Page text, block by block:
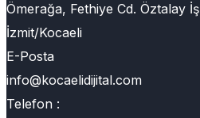
Ömerağa, Fethiye Cd. Öztalay
İzmit/Kocaeli
E-Posta
info@kocaelidijital.com
Telefon :